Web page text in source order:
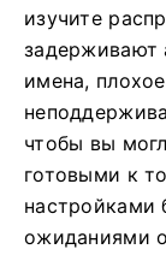
изучите
имена,
чтобы вы
готовыми к
настройками
ожиданиями